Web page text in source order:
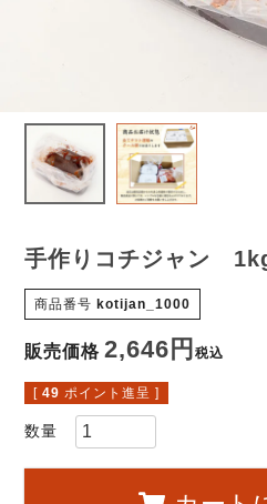
手作りコチジャン
商品番号 kotijan_1000
販売価格 2,646 税込
[ 49 ポイント進呈 ]